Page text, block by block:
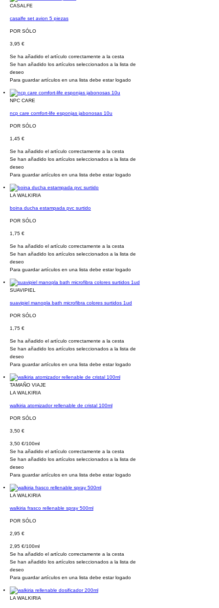
CASALFE
casalfe set avion 5 piezas
POR SÓLO
3,95 €
Se ha añadido el artículo correctamente a la cesta
Se han añadido los artículos seleccionados a la lista de
deseo
Para guardar artículos en una lista debe estar logado
NPC CARE
ncp care comfort-life esponjas jabonosas 10u
POR SÓLO
1,45 €
Se ha añadido el artículo correctamente a la cesta
Se han añadido los artículos seleccionados a la lista de
deseo
Para guardar artículos en una lista debe estar logado
LA WALKIRIA
boina ducha estampada pvc surtido
POR SÓLO
1,75 €
Se ha añadido el artículo correctamente a la cesta
Se han añadido los artículos seleccionados a la lista de
deseo
Para guardar artículos en una lista debe estar logado
SUAVIPIEL
suavipiel manopla bath microfibra colores surtidos 1ud
POR SÓLO
1,75 €
Se ha añadido el artículo correctamente a la cesta
Se han añadido los artículos seleccionados a la lista de
deseo
Para guardar artículos en una lista debe estar logado
TAMAÑO VIAJE
LA WALKIRIA
walkiria atomizador rellenable de cristal 100ml
POR SÓLO
3,50 €
3,50 €/100ml
Se ha añadido el artículo correctamente a la cesta
Se han añadido los artículos seleccionados a la lista de
deseo
Para guardar artículos en una lista debe estar logado
LA WALKIRIA
walkiria frasco rellenable spray 500ml
POR SÓLO
2,95 €
2,95 €/100ml
Se ha añadido el artículo correctamente a la cesta
Se han añadido los artículos seleccionados a la lista de
deseo
Para guardar artículos en una lista debe estar logado
LA WALKIRIA